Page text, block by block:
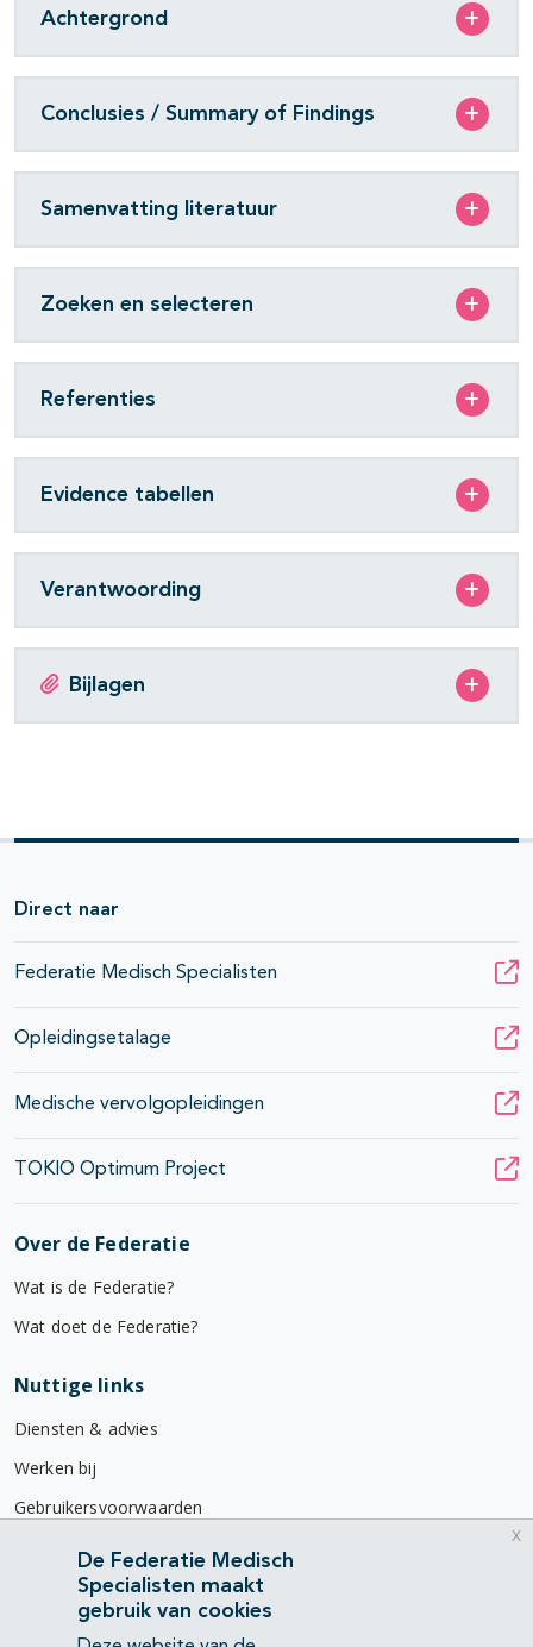
Achtergrond
Conclusies / Summary of Findings
Samenvatting literatuur
Zoeken en selecteren
Referenties
Evidence tabellen
Verantwoording
Bijlagen
Direct naar
Federatie Medisch Specialisten
Opleidingsetalage
Medische vervolgopleidingen
TOKIO Optimum Project
Over de Federatie
Wat is de Federatie?
Wat doet de Federatie?
Nuttige links
Diensten & advies
Werken bij
Gebruikersvoorwaarden
Privacyverklaring
Contact
Mercatorlaan 1200
De Federatie Medisch
Specialisten maakt
gebruik van cookies
x